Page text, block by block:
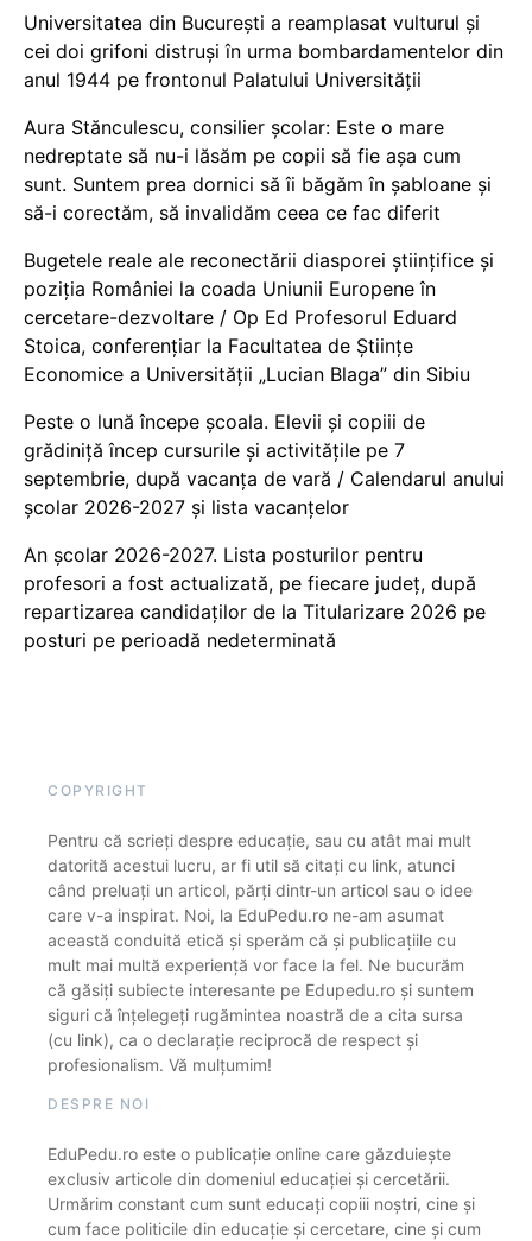
Universitatea din București a reamplasat vulturul și
cei doi grifoni distruși în urma bombardamentelor din
anul 1944 pe frontonul Palatului Universității
Aura Stănculescu, consilier școlar: Este o mare
nedreptate să nu-i lăsăm pe copii să fie așa cum
sunt. Suntem prea dornici să îi băgăm în șabloane și
să-i corectăm, să invalidăm ceea ce fac diferit
Bugetele reale ale reconectării diasporei științifice și
poziția României la coada Uniunii Europene în
cercetare-dezvoltare / Op Ed Profesorul Eduard
Stoica, conferențiar la Facultatea de Științe
Economice a Universității „Lucian Blaga” din Sibiu
Peste o lună începe școala. Elevii și copiii de
grădiniță încep cursurile și activitățile pe 7
septembrie, după vacanța de vară / Calendarul anului
școlar 2026-2027 și lista vacanțelor
An școlar 2026-2027. Lista posturilor pentru
profesori a fost actualizată, pe fiecare județ, după
repartizarea candidaților de la Titularizare 2026 pe
posturi pe perioadă nedeterminată
COPYRIGHT
Pentru că scrieți despre educație, sau cu atât mai mult
datorită acestui lucru, ar fi util să citați cu link, atunci
când preluați un articol, părți dintr-un articol sau o idee
care v-a inspirat. Noi, la EduPedu.ro ne-am asumat
această conduită etică și sperăm că și publicațiile cu
mult mai multă experiență vor face la fel. Ne bucurăm
că găsiți subiecte interesante pe Edupedu.ro și suntem
siguri că înțelegeți rugămintea noastră de a cita sursa
(cu link), ca o declarație reciprocă de respect și
profesionalism. Vă mulțumim!
DESPRE NOI
EduPedu.ro este o publicație online care găzduiește
exclusiv articole din domeniul educației și cercetării.
Urmărim constant cum sunt educați copiii noștri, cine și
cum face politicile din educație și cercetare, cine și cum